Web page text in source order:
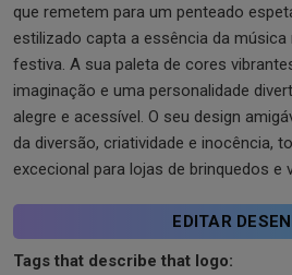
que remetem para um penteado
estilizado capta a essência da
festiva. A sua paleta de cores
imaginação e uma personalidade
alegre e acessível. O seu design
da diversão, criatividade e inocência,
excecional para lojas de brinquedos e
EDITAR
Tags that describe that logo: